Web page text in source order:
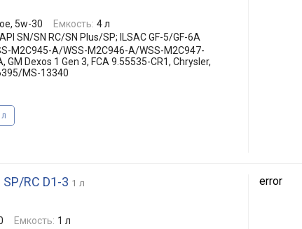
5w-30 Емкость: 4 л
API SN/SN RC/SN Plus/SP; ILSAC GF-5/GF-6A
M2C945-A/WSS-M2C946-A/WSS-M2C947-
GM Dexos 1 Gen 3, FCA 9.55535-CR1, Chrysler,
MS-13340
RC D1-3 1 л
Емкость: 1 л
error